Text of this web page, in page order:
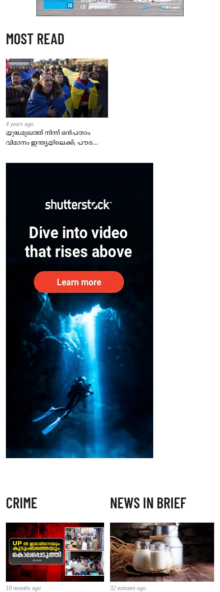
MOST READ
4 years ago
യുദ്ധമുഖത്ത് നിന്ന് ഒൻപതാം
വിമാനം ഇന്ത്യയിലേക്ക്; പൗരന്മാർ
– കേന്ദ്രം
CRIME
10 months ago
NEWS IN BRIEF
32 minutes ago